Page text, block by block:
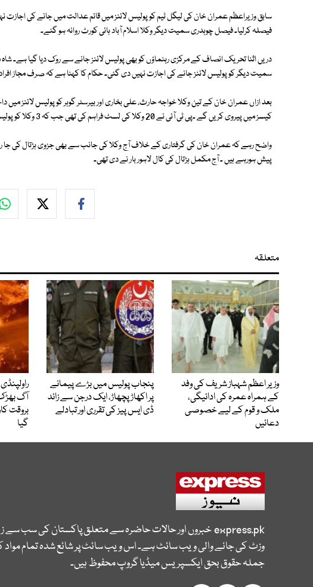
سابق وزیراعظم عمران خان کی لیگل ٹیم کو پولیس لائنز میں قائم عدالت میں جانے کی
فیصلہ کرلیا۔ فیصل چوہدری سمیت دیگر وکلا اسلام آباد ہائی کورٹ روانہ ہو گئے۔
دریں اثنا تحریک انصاف کے مرکزی رہنماؤں کو بھی پولیس لائنز جانے سے روک دیا گیا ہے۔
سمیت دیگر کو پولیس لائنز جانے کی اجازت نہیں دی گئی۔ حکام کا کہنا ہے کہ صرف مجاز
بعد ازاں عمران خان کے تین وکلا خواجہ حارث، علی بخاری اور بیرسٹر گوہر کو پولیس لائنز
کیسز میں پیروی کریں گے ۔پی ٹی آئی نے 20 وکلا کی لسٹ فراہم کی تھی جب کہ 3 وکلا کو پولیس لائینز جانے کی اجازت ملی ہے۔
واضح رہے کہ عمران خان کی گرفتاری کے خلاف آج وکلا کی جانب سے بھی جزوی ہڑتال کی
پیش ہورہے ہیں ۔ آج مکمل ہڑتال کی کال لاہور بار نے دی تھی۔
متعلقہ
وزیر اعظم شہباز شریف کی وفد
کے ہمراہ عمرہ کی ادائیگی،
ملک و قوم کے لیے خصوصی
دعائیں
پنجاب پولیس میں بڑے پیمانے
پر اکھاڑ پچھاڑ، ایک درجن سے زائد
ڈی ایس پیز کی تقرری اور تبادلے
آگ
بروقت
گیا
express.pkخبروں اور حالات حاضرہ سے متعلق پاکستان کی سب سے
وزٹ کی جانے والی ویب سائٹ ہے۔ اس ویب سائٹ پر شائع شدہ تمام
جملہ حقوق بحق ایکسپریس میڈیا گروپ محفوظ ہیں۔